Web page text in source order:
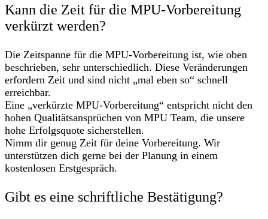
Kann die Zeit für die MPU-Vorbereitung
verkürzt werden?
Die Zeitspanne für die MPU-Vorbereitung ist, wie oben
beschrieben, sehr unterschiedlich. Diese Veränderungen
erfordern Zeit und sind nicht „mal eben so“ schnell
erreichbar.
Eine „verkürzte MPU-Vorbereitung“ entspricht nicht den
hohen Qualitätsansprüchen von MPU Team, die unsere
hohe Erfolgsquote sicherstellen.
Nimm dir genug Zeit für deine Vorbereitung. Wir
unterstützen dich gerne bei der Planung in einem
kostenlosen Erstgespräch.
Gibt es eine schriftliche Bestätigung?